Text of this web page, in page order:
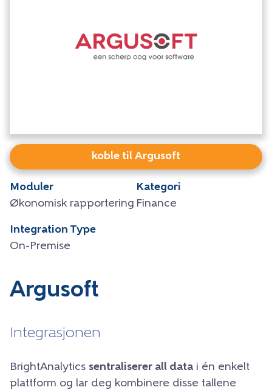
koble til Argusoft
Moduler
Økonomisk rapportering
Kategori
Finance
Integration Type
On-Premise
Argusoft
Integrasjonen
BrightAnalytics sentraliserer all data i én enkelt
plattform og lar deg kombinere disse tallene